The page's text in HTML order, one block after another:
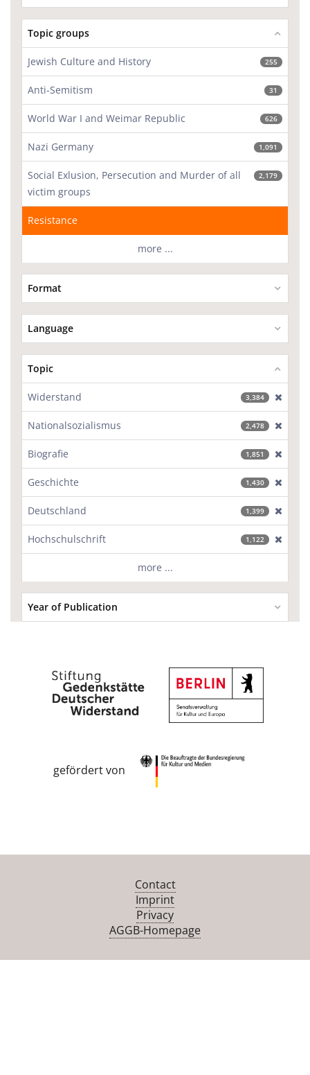
Topic groups
Jewish Culture and History 255
Anti-Semitism 31
World War I and Weimar Republic 626
Nazi Germany 1,091
Social Exlusion, Persecution and Murder of all
victim groups
2,179
Resistance
more ...
Format
Language
Topic
Widerstand 3,384
Nationalsozialismus 2,478
Biografie 1,851
Geschichte 1,430
Deutschland 1,399
Hochschulschrift 1,122
more ...
Year of Publication
gefördert von
Contact
Imprint
Privacy
AGGB-Homepage